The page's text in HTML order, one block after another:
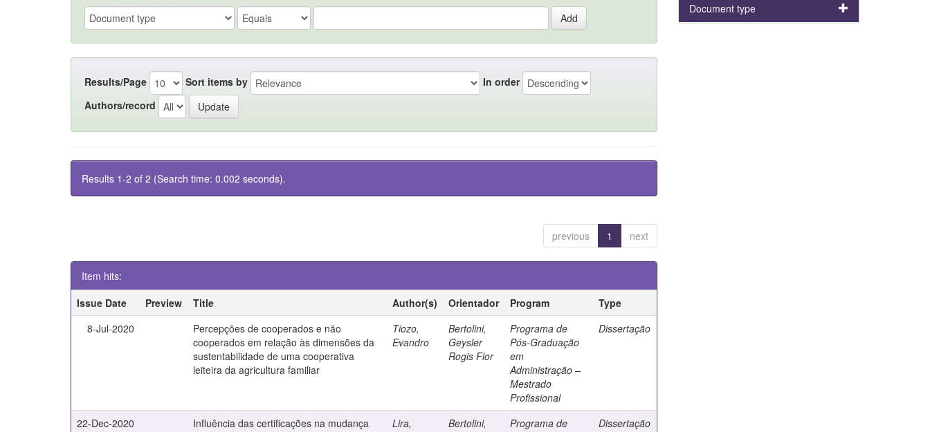
Results/Page Sort items by
In order
Authors/record
Results 1-2 of 2 (Search time: 0.002 seconds).
previous 1 next
Item hits:
Issue Date
Preview Title Author(s) Orientador Program
Type
8-Jul-2020
Percepções de cooperados e não
cooperados em relação às dimensões da
sustentabilidade de uma cooperativa
leiteira da agricultura familiar
Tiozo,
Evandro
Bertolini,
Geysler
Rogis Flor
Programa de
Pós-Graduação
em
Administração –
Mestrado
Profissional
Dissertação
22-Dec-2020
Influência das certificações na mudança
Lira,
Bertolini,
Programa de
Dissertação
Document type